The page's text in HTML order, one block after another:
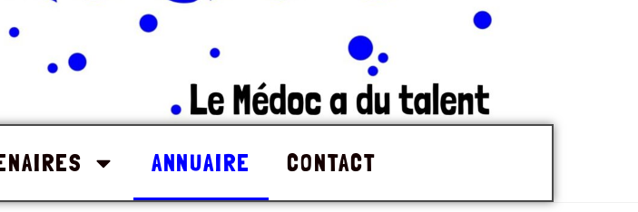
ANNUAIRE CONTACT